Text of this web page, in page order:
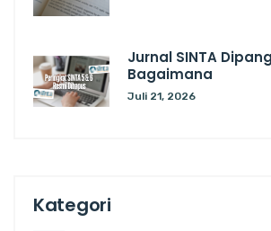
Jurnal SINTA
Bagaimana
Juli 21, 2026
Kategori